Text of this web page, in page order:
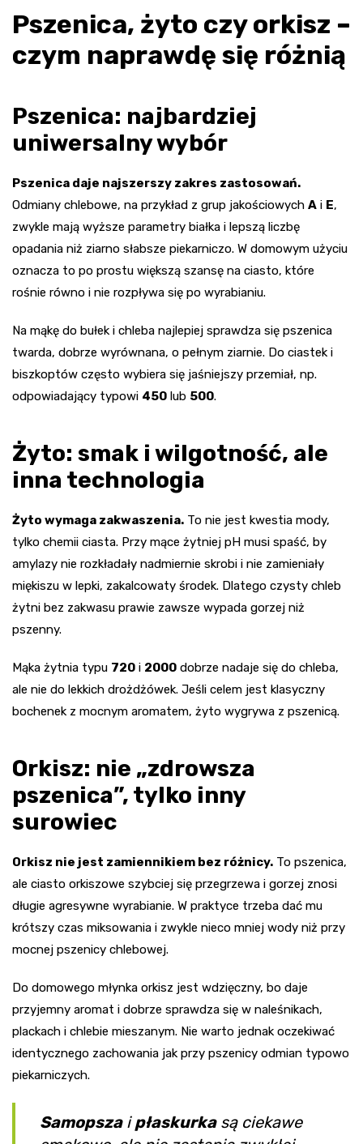
Pszenica, żyto czy orkisz –
czym naprawdę się różnią
Pszenica: najbardziej
uniwersalny wybór
Pszenica daje najszerszy zakres zastosowań.
Odmiany chlebowe, na przykład z grup jakościowych A i E,
zwykle mają wyższe parametry białka i lepszą liczbę
opadania niż ziarno słabsze piekarniczo. W domowym użyciu
oznacza to po prostu większą szansę na ciasto, które
rośnie równo i nie rozpływa się po wyrabianiu.
Na mąkę do bułek i chleba najlepiej sprawdza się pszenica
twarda, dobrze wyrównana, o pełnym ziarnie. Do ciastek i
biszkoptów często wybiera się jaśniejszy przemiał, np.
odpowiadający typowi 450 lub 500.
Żyto: smak i wilgotność, ale
inna technologia
Żyto wymaga zakwaszenia. To nie jest kwestia mody,
tylko chemii ciasta. Przy mące żytniej pH musi spaść, by
amylazy nie rozkładały nadmiernie skrobi i nie zamieniały
miękiszu w lepki, zakalcowaty środek. Dlatego czysty chleb
żytni bez zakwasu prawie zawsze wypada gorzej niż
pszenny.
Mąka żytnia typu 720 i 2000 dobrze nadaje się do chleba,
ale nie do lekkich drożdżówek. Jeśli celem jest klasyczny
bochenek z mocnym aromatem, żyto wygrywa z pszenicą.
Orkisz: nie „zdrowsza
pszenica”, tylko inny
surowiec
Orkisz nie jest zamiennikiem bez różnicy. To pszenica,
ale ciasto orkiszowe szybciej się przegrzewa i gorzej znosi
długie agresywne wyrabianie. W praktyce trzeba dać mu
krótszy czas miksowania i zwykle nieco mniej wody niż przy
mocnej pszenicy chlebowej.
Do domowego młynka orkisz jest wdzięczny, bo daje
przyjemny aromat i dobrze sprawdza się w naleśnikach,
plackach i chlebie mieszanym. Nie warto jednak oczekiwać
identycznego zachowania jak przy pszenicy odmian typowo
piekarniczych.
Samopszaipłaskurkasą ciekawe